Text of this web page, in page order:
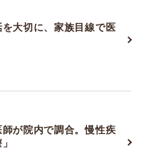
大切に、家族目線で医
が院内で調合。慢性疾